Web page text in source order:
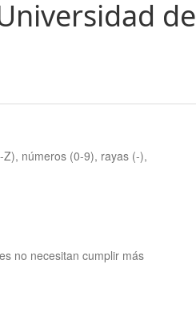
de
números (0-9), rayas (-),
no necesitan cumplir más